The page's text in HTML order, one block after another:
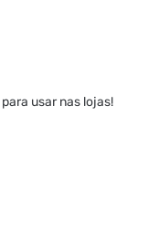
para usar nas lojas!